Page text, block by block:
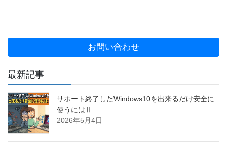
お問い合わせ
最新記事
サポート終了したWindows10を出来るだけ安全に
使うにはⅡ
2026年5月4日